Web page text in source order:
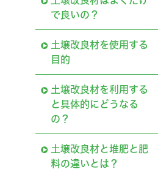
で良いの？
土壌改良材を使用する
目的
土壌改良材を利用する
と具体的にどうなる
の？
土壌改良材と堆肥と肥
料の違いとは？